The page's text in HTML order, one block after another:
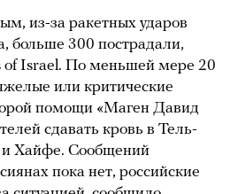
из-за ракетных ударов
больше 300 пострадали,
of Israel. По меньшей мере 20
или критические
помощи «Маген Давид
сдавать кровь в Тель-
Хайфе. Сообщений
пока нет, российские